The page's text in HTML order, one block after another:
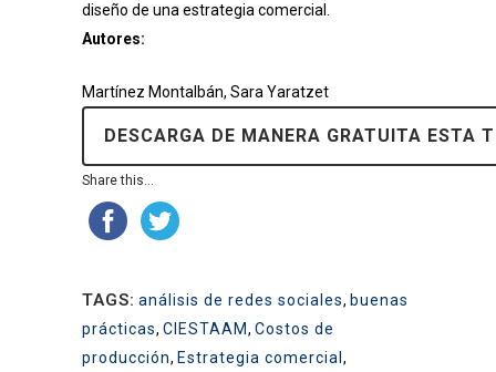
diseño de una estrategia comercial.
Autores:
Martínez Montalbán, Sara Yaratzet
DESCARGA DE MANERA GRATUITA ESTA
Share this...
TAGS: análisis de redes sociales, buenas
prácticas, CIESTAAM, Costos de
producción, Estrategia comercial ,